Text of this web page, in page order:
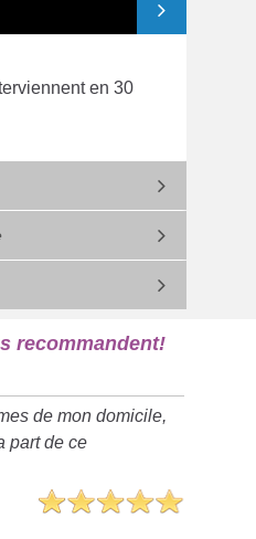
en 30
recommandent!
de mon domicile,
part de ce